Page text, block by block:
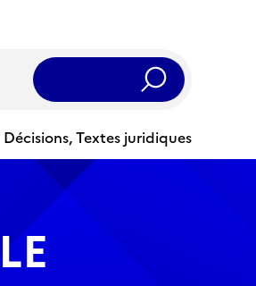
Rechercher
Décisions, Textes juridiques